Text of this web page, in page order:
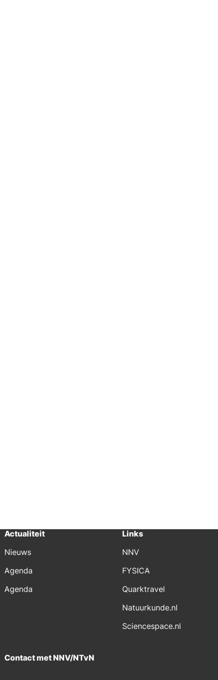
Actualiteit
Nieuws
Agenda
Agenda
Links
NNV
FYSICA
Quarktravel
Natuurkunde.nl
Sciencespace.nl
Contact met NNV/NTvN